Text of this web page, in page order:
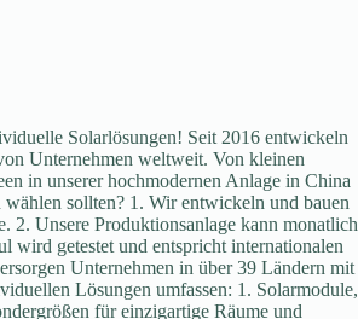
Solarlösungen! Seit 2016 entwickeln
Unternehmen weltweit. Von kleinen
in unserer hochmodernen Anlage in China
sollten? 1. Wir entwickeln und bauen
2. Unsere Produktionsanlage kann monatlich
wird getestet und entspricht internationalen
Unternehmen in über 39 Ländern mit
Lösungen umfassen: 1. Solarmodule,
für einzigartige Räume und